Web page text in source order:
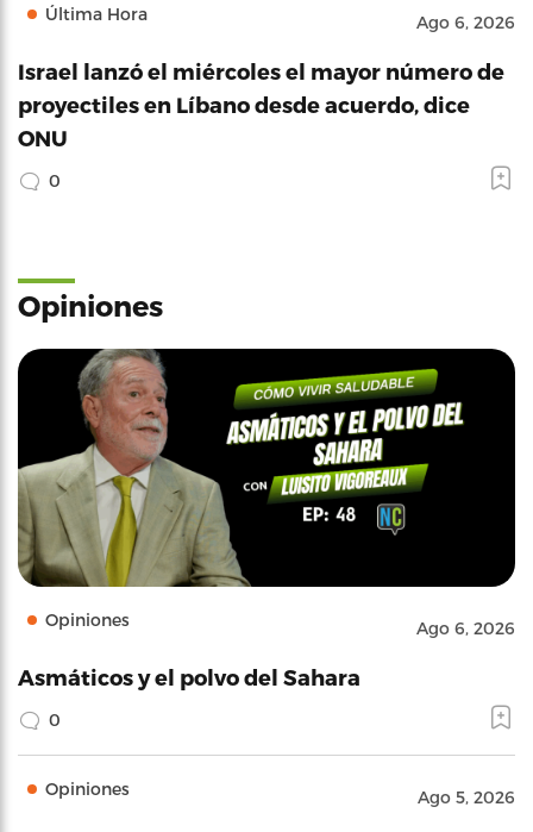
Última Hora Ago 6, 2026
Israel lanzó el miércoles el mayor número de
proyectiles en Líbano desde acuerdo, dice
ONU
0
Opiniones
Opiniones Ago 6, 2026
Asmáticos y el polvo del Sahara
0
Opiniones Ago 5, 2026